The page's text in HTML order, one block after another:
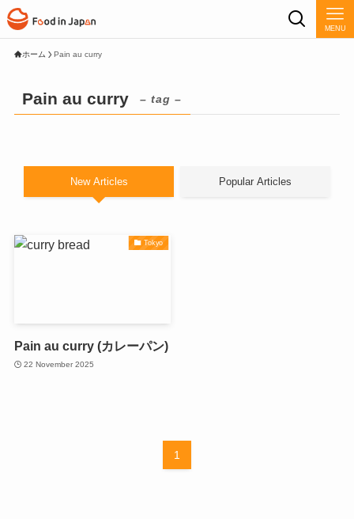
MENU
ホーム Pain au curry
Pain au curry – tag –
New Articles Popular Articles
Tokyo
Pain au curry (カレーパン)
22 November 2025
1